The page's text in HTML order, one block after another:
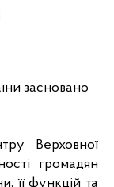
засновано
Верховної
громадян
її функцій та